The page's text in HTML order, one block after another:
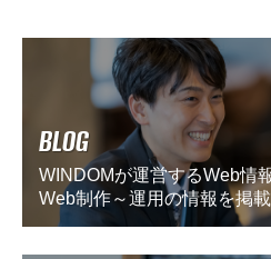
BLOG
WINDOMが運営するWeb情
Web制作～運用の情報を掲